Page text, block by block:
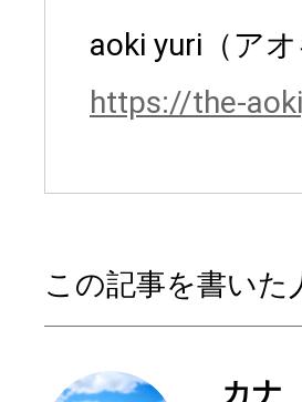
aoki yuri（アオ
https://the-
この記事を書いた
カナ